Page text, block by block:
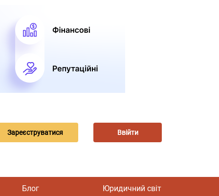
Зареєструватися Ввійти
Блог Юридичний світ